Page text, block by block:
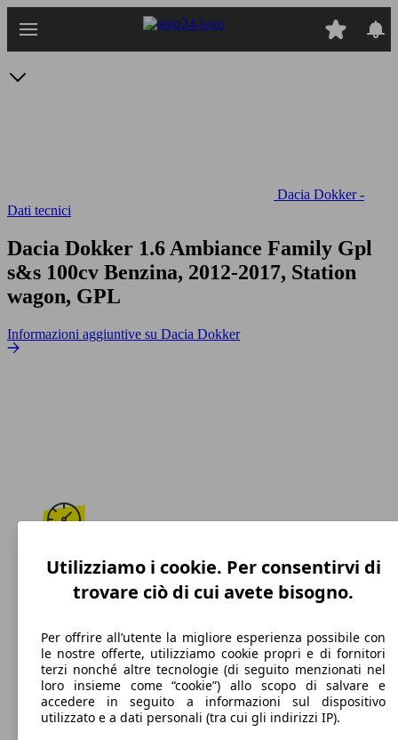
Dacia Dokker -
Dati tecnici
Dacia Dokker 1.6 Ambiance Family Gpl
s&s 100cv Benzina, 2012-2017, Station
wagon, GPL
Informazioni aggiuntive su Dacia Dokker
170 km/h
Velocità massima
GPL
Carburante
Utilizziamo i cookie. Per consentirvi di
trovare ciò di cui avete bisogno.
Per offrire all’utente la migliore esperienza possibile con
le nostre offerte, utilizziamo cookie propri e di fornitori
terzi nonché altre tecnologie (di seguito menzionati nel
loro insieme come “cookie”) allo scopo di salvare e
accedere in seguito a informazioni sul dispositivo
utilizzato e a dati personali (tra cui gli indirizzi IP).